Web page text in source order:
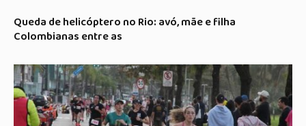
Queda de helicóptero no Rio: avó, mãe e filha
Colombianas entre as